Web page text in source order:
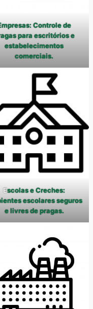
Controle de
para escritórios e
estabelecimentos
comerciais.
Escolas e Creches:
escolares seguros
e livres de pragas.